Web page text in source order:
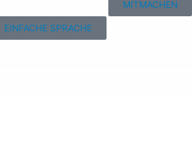
MITMACHEN
EINFACHE SPRACHE